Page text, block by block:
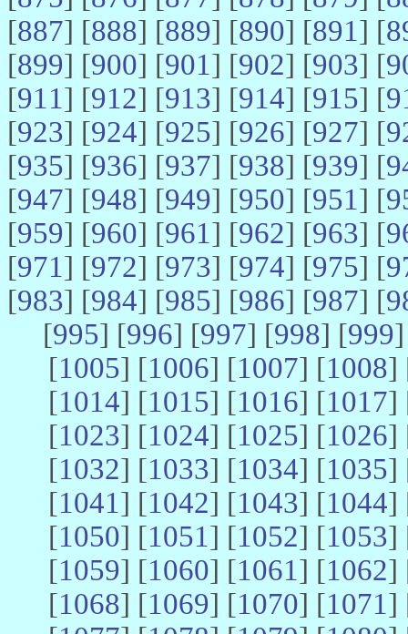
[887] [888] [889] [890] [891] [
[899] [900] [901] [902] [903] [
[911] [912] [913] [914] [915] [
[923] [924] [925] [926] [927] [
[935] [936] [937] [938] [939] [
[947] [948] [949] [950] [951] [
[959] [960] [961] [962] [963] [
[971] [972] [973] [974] [975] [
[983] [984] [985] [986] [987] [
[995] [996] [997] [998] [999
[1005] [1006] [1007] [1008]
[1014] [1015] [1016] [1017]
[1023] [1024] [1025] [1026]
[1032] [1033] [1034] [1035]
[1041] [1042] [1043] [1044]
[1050] [1051] [1052] [1053]
[1059] [1060] [1061] [1062]
[1068] [1069] [1070] [1071]